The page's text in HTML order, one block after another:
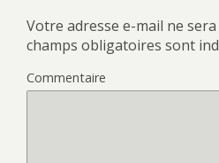
Votre adresse e-mail ne
champs obligatoires sont
Commentaire